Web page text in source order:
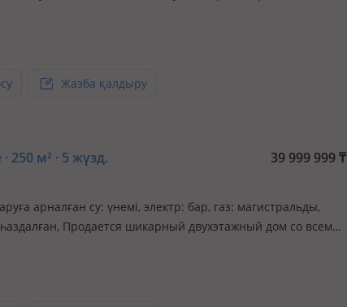
дружные
Жазба қалдыру
250 м² · 5 жүзд. 39 999 999₸
арналған су: үнемі, электр: бар, газ: магистральды,
Продается шикарный двухэтажный дом со всеми
чистом районе с развитой инфраструктурой.